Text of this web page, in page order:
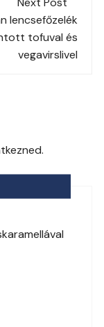
lencsefőzelék
tofuval és
vegavirslivel